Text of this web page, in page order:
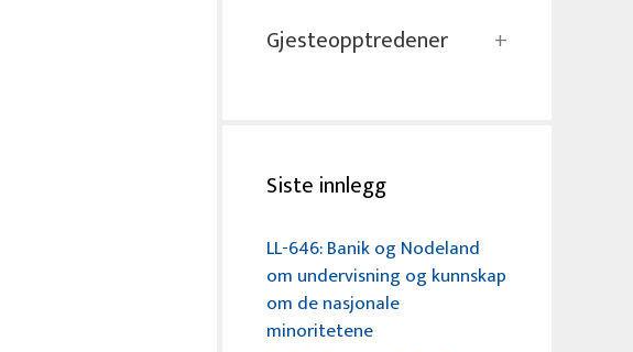
Gjesteopptredener
Siste innlegg
LL-646: Banik og Nodeland
om undervisning og kunnskap
om de nasjonale
minoritetene